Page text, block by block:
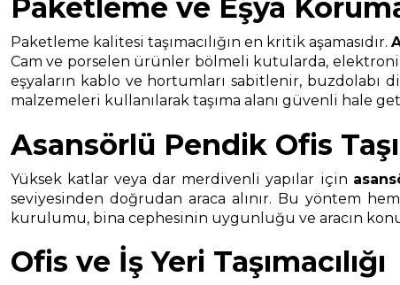
Paketleme ve Eşya
Paketleme kalitesi taşımacılığın en kritik aşamasıdır.
Cam ve porselen ürünler bölmeli kutularda,
eşyaların kablo ve hortumları sabitlenir, buzdolabı
malzemeleri kullanılarak taşıma alanı güvenli hale
Asansörlü Pendik Ofis
Yüksek katlar veya dar merdivenli yapılar için
seviyesinden doğrudan araca alınır. Bu yöntem
kurulumu, bina cephesinin uygunluğu ve aracın
Ofis ve İş Yeri Taşımacılığı